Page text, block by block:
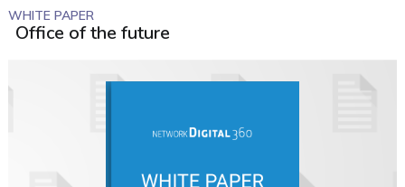
WHITE PAPER
Office of the future